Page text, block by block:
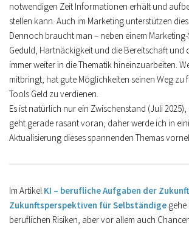
notwendigen Zeit Informationen erhält und
stellen kann. Auch im Marketing unterstützen
Dennoch braucht man – neben einem Marketing-
Geduld, Hartnäckigkeit und die Bereitschaft und
immer weiter in die Thematik hineinzuarbeiten.
mitbringt, hat gute Möglichkeiten seinen Weg zu
Tools Geld zu verdienen.
Es ist natürlich nur ein Zwischenstand (Juli
geht gerade rasant voran, daher werde ich in
Aktualisierung dieses spannenden Themas
Im Artikel KI – berufliche Aufgaben der Zukunft
Zukunftsperspektiven für Selbständige
beruflichen Risiken, aber vor allem auch